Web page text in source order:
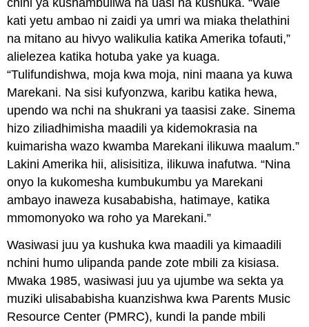
chini ya kushambuliwa na uasi na kushuka. “Wale
kati yetu ambao ni zaidi ya umri wa miaka thelathini
na mitano au hivyo walikulia katika Amerika tofauti,”
alielezea katika hotuba yake ya kuaga.
“Tulifundishwa, moja kwa moja, nini maana ya kuwa
Marekani. Na sisi kufyonzwa, karibu katika hewa,
upendo wa nchi na shukrani ya taasisi zake. Sinema
hizo ziliadhimisha maadili ya kidemokrasia na
kuimarisha wazo kwamba Marekani ilikuwa maalum.”
Lakini Amerika hii, alisisitiza, ilikuwa inafutwa. “Nina
onyo la kukomesha kumbukumbu ya Marekani
ambayo inaweza kusababisha, hatimaye, katika
mmomonyoko wa roho ya Marekani.”
Wasiwasi juu ya kushuka kwa maadili ya kimaadili
nchini humo ulipanda pande zote mbili za kisiasa.
Mwaka 1985, wasiwasi juu ya ujumbe wa sekta ya
muziki ulisababisha kuanzishwa kwa Parents Music
Resource Center (PMRC), kundi la pande mbili